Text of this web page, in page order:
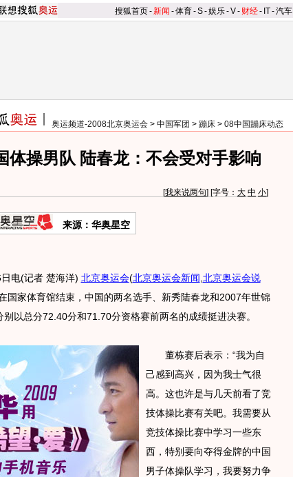
搜狐首页-新闻 -体育-S-娱乐-V- 财经- IT-汽车
奥运频道-2008北京奥运会 > 中国军团 > 蹦床 > 08中国蹦床动态
体操男队 陆春龙：不会受对手影响
[我来说两句] [字号： 大 中 小]
来源：华奥星空
电(记者 楚海洋) 北京奥运会(北京奥运会新闻 北京奥运会说
国家体育馆结束，中国的两名选手、新秀陆春龙和2007年世锦
以总分72.40分和71.70分资格赛前两名的成绩挺进决赛。
董栋赛后表示：“我为自
己感到高兴，因为我士气很
高。这也许是与几天前看了竞
技体操比赛有关吧。我需要从
竞技体操比赛中学习一些东
西，特别要向夺得金牌的中国
男子体操队学习，我要努力争